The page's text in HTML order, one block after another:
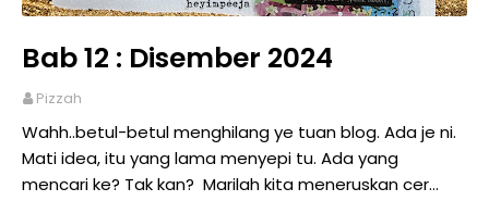
Bab 12 : Disember 2024
Pizzah
Wahh..betul-betul menghilang ye tuan blog. Ada je ni.
Mati idea, itu yang lama menyepi tu. Ada yang
mencari ke? Tak kan? Marilah kita meneruskan cer…